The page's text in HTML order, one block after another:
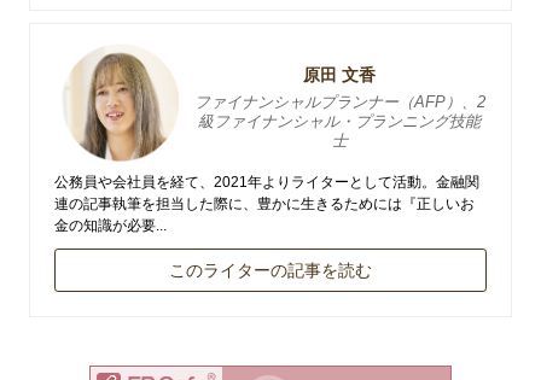
原田 文香
ファイナンシャルプランナー（AFP）、2
級ファイナンシャル・プランニング技能
士
公務員や会社員を経て、2021年よりライターとして活動。金融関
連の記事執筆を担当した際に、豊かに生きるためには『正しいお
金の知識が必要...
このライターの記事を読む